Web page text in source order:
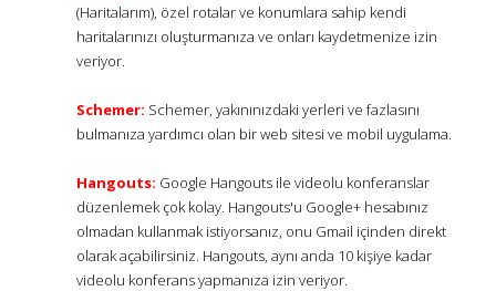
(Haritalarım), özel rotalar ve konumlara sahip kendi
haritalarınızı oluşturmanıza ve onları kaydetmenize izin
veriyor.
Schemer: Schemer, yakınınızdaki yerleri ve fazlasını
bulmanıza yardımcı olan bir web sitesi ve mobil uygulama.
Hangouts: Google Hangouts ile videolu konferanslar
düzenlemek çok kolay. Hangouts'u Google+ hesabınız
olmadan kullanmak istiyorsanız, onu Gmail içinden direkt
olarak açabilirsiniz. Hangouts, aynı anda 10 kişiye kadar
videolu konferans yapmanıza izin veriyor.